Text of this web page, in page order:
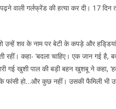
वाली गर्लफ्रेंड की हत्या कर दी। 17 दिन
उन्हें शव के नाम पर बेटी के कपड़े और
रहीं। कहा- ‘बदला चाहिए। एक जान गई
गई खुशी पाल की बड़ी बहन खुशबू ने कहा,
फांसी हो…और कुछ नहीं। उसकी फैमिली भी